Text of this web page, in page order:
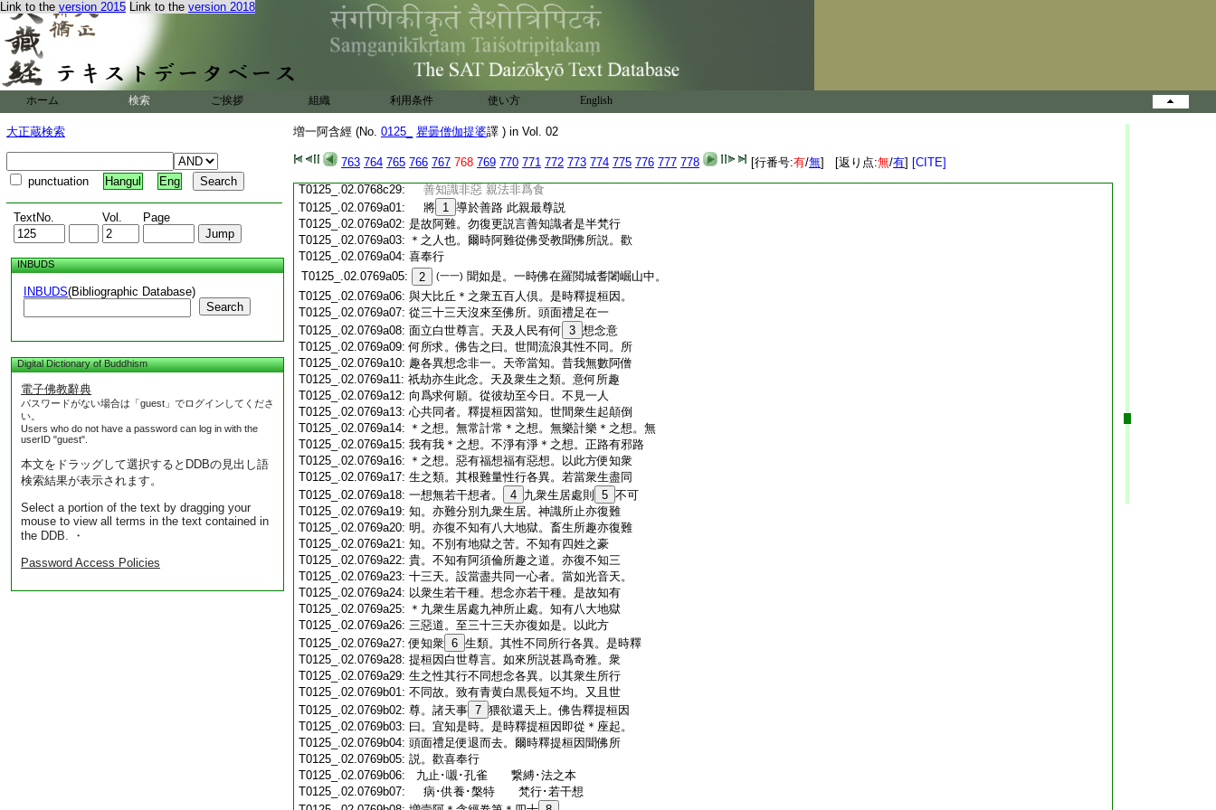
Link to the version 2015 Link to the version 2018
ホーム 検索 ご挨拶 組織 利用条件 使い方 English
大正蔵検索
punctuation Hangul Eng
TextNo. Vol. Page
INBUDS
INBUDS(Bibliographic Database)
Search
Digital Dictionary of Buddhism
電子佛教辭典
パスワードがない場合は「guest」でログインしてくださ
い。
Users who do not have a password can log in with the
userID "guest".
本文をドラッグして選択するとDDBの見出し語
検索結果が表示されます。
Select a portion of the text by dragging your
mouse to view all terms in the text contained in
the DDB. ・
Password Access Policies
増一阿含經 (No. 0125_ 瞿曇僧伽提婆譯 ) in Vol. 02
763 764 765 766 767 768 769 770 771 772 773 774 775 776 777 778 [行番号:有/無] [返り点:無/有] [CITE]
T0125_.02.0768c18:有善男子善女人親近善知識。信聞念施慧
T0125_.02.0768c19:皆悉増益。以此方便知其善知識者即是全
T0125_.02.0768c20:梵行＊之人也。若我昔日不與善知識從事。
T0125_.02.0768c21:
終不爲 21
燈光佛所見授決也。以與善知
識從事故。得爲與提和竭羅佛所見授
決。以此方便知其善知識者。即是全梵行
T0125_.02.0768c24:＊之人也。
若當阿難世間無善知識者。則
T0125_.02.0768c25:
無有尊卑之＊叙。父母師長兄弟宗親。則與
T0125_.02.0768c26:彼猪犬之屬與共一類。造諸惡縁種地獄
T0125_.02.0768c27: 罪縁。有善知識故便別有父母師長兄弟
T0125_.02.0768c29:
善知識非惡 親法非爲食
T0125_.02.0769a01:
將 1 導於善路 此親最尊説
T0125_.02.0769a02: 是故阿難。勿復更説言善知識者是半梵行
T0125_.02.0769a03: ＊之人也。爾時阿難從佛受教聞佛所説。歡
T0125_.02.0769a04: 喜奉行
T0125_.02.0769a05:
2 (一一) 聞如是。一時佛在羅閲城耆闍崛山中。
T0125_.02.0769a06: 與大比丘＊之衆五百人倶。是時釋提桓因。
T0125_.02.0769a07: 從三十三天沒來至佛所。頭面禮足在一
T0125_.02.0769a08: 面立白世尊言。天及人民有何 3 想念意
T0125_.02.0769a09:何所求。佛告之曰。世間流浪其性不同。所
T0125_.02.0769a10: 趣各異想念非一。天帝當知。昔我無數阿僧
T0125_.02.0769a11: 祇劫亦生此念。天及衆生之類。意何所趣
T0125_.02.0769a12: 向爲求何願。從彼劫至今日。不見一人
T0125_.02.0769a13: 心共同者。釋提桓因當知。世間衆生起顛倒
T0125_.02.0769a14: ＊之想。無常計常＊之想。無樂計樂＊之想。無
T0125_.02.0769a15: 我有我＊之想。不淨有淨＊之想。正路有邪路
T0125_.02.0769a16: ＊之想。惡有福想福有惡想。以此方便知衆
T0125_.02.0769a17: 生之類。其根難量性行各異。若當衆生盡同
T0125_.02.0769a18: 一想無若干想者。 4 九衆生居處則 5 不可
T0125_.02.0769a19: 知。亦難分別九衆生居。神識所止亦復難
T0125_.02.0769a20: 明。亦復不知有八大地獄。畜生所趣亦復難
T0125_.02.0769a21: 知。不別有地獄之苦。不知有四姓之豪
T0125_.02.0769a22: 貴。不知有阿須倫所趣之道。亦復不知三
T0125_.02.0769a23: 十三天。設當盡共同一心者。當如光音天。
T0125_.02.0769a24: 以衆生若干種。想念亦若干種。是故知有
T0125_.02.0769a25: ＊九衆生居處九神所止處。知有八大地獄
T0125_.02.0769a26: 三惡道。至三十三天亦復如是。以此方
T0125_.02.0769a27:便知衆 6 生類。其性不同所行各異。是時釋
T0125_.02.0769a28: 提桓因白世尊言。如來所説甚爲奇雅。衆
T0125_.02.0769a29: 生之性其行不同想念各異。以其衆生所行
T0125_.02.0769b01: 不同故。致有青黄白黒長短不均。又且世
T0125_.02.0769b02: 尊。諸天事 7 猥欲還天上。佛告釋提桓因
T0125_.02.0769b03: 曰。宜知是時。是時釋提桓因即從＊座起。
T0125_.02.0769b04: 頭面禮足便退而去。爾時釋提桓因聞佛所
T0125_.02.0769b05: 説。歡喜奉行
T0125_.02.0769b06:
九止･嚫･孔雀 繋縛･法之本
T0125_.02.0769b07:
病･供養･槃特 梵行･若干想